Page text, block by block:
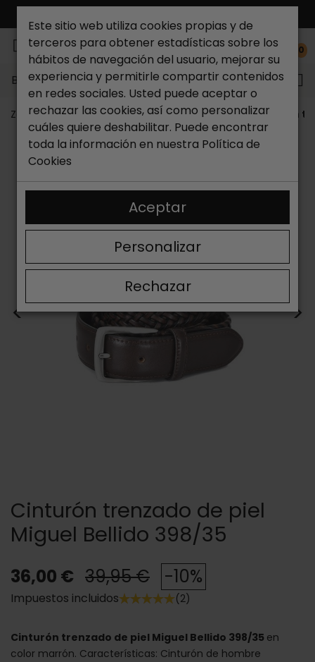
0
Buscar...
Zapateria Catchalot Cinturones Hombre Cinturón
< >
Cinturón trenzado de piel
Miguel Bellido 398/35
36,00 € 39,95 € -10%
Impuestos incluidos (2)
Cinturón trenzado de piel Miguel Bellido 398/35 en
color marrón. Características: Cinturón de hombre
Este sitio web utiliza cookies propias y de
terceros para obtener estadísticas sobre los
hábitos de navegación del usuario, mejorar su
experiencia y permitirle compartir contenidos
en redes sociales. Usted puede aceptar o
rechazar las cookies, así como personalizar
cuáles quiere deshabilitar. Puede encontrar
toda la información en nuestra Política de
Cookies
Rechazar
Personalizar
Aceptar